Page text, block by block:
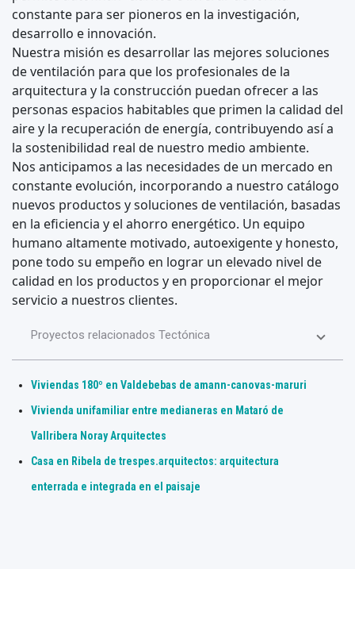
constante para ser pioneros en la investigación,
desarrollo e innovación.
Nuestra misión es desarrollar las mejores soluciones
de ventilación para que los profesionales de la
arquitectura y la construcción puedan ofrecer a las
personas espacios habitables que primen la calidad del
aire y la recuperación de energía, contribuyendo así a
la sostenibilidad real de nuestro medio ambiente.
Nos anticipamos a las necesidades de un mercado en
constante evolución, incorporando a nuestro catálogo
nuevos productos y soluciones de ventilación, basadas
en la eficiencia y el ahorro energético. Un equipo
humano altamente motivado, autoexigente y honesto,
pone todo su empeño en lograr un elevado nivel de
calidad en los productos y en proporcionar el mejor
servicio a nuestros clientes.
Proyectos relacionados Tectónica
Viviendas 180º en Valdebebas de amann-canovas-maruri
Vivienda unifamiliar entre medianeras en Mataró de
Vallribera Noray Arquitectes
Casa en Ribela de trespes.arquitectos: arquitectura
enterrada e integrada en el paisaje